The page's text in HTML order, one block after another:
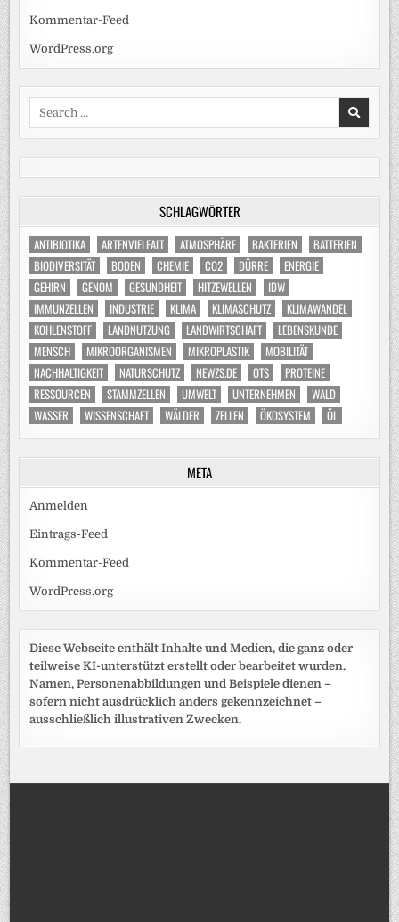
Kommentar-Feed
WordPress.org
Search
SCHLAGWÖRTER
ANTIBIOTIKA ARTENVIELFALT ATMOSPHÄRE BAKTERIEN
BATTERIEN
BIODIVERSITÄT
BODEN CHEMIE CO2 DÜRRE
ENERGIE
GEHIRN
GENOM GESUNDHEIT HITZEWELLEN
IDW
IMMUNZELLEN
INDUSTRIE KLIMA KLIMASCHUTZ
KLIMAWANDEL
KOHLENSTOFF
LANDNUTZUNG LANDWIRTSCHAFT
LEBENSKUNDE
MENSCH
MIKROORGANISMEN MIKROPLASTIK
MOBILITÄT
NACHHALTIGKEIT
NATURSCHUTZ NEWZS.DE OTS
PROTEINE
RESSOURCEN
STAMMZELLEN UMWELT UNTERNEHMEN
WALD
WASSER
WISSENSCHAFT WÄLDER ZELLEN ÖKOSYSTEM ÖL
META
Anmelden
Eintrags-Feed
Kommentar-Feed
WordPress.org
Diese Webseite enthält Inhalte und Medien, die ganz oder
teilweise KI-unterstützt erstellt oder bearbeitet wurden.
Namen, Personenabbildungen und Beispiele dienen –
sofern nicht ausdrücklich anders gekennzeichnet –
ausschließlich illustrativen Zwecken.